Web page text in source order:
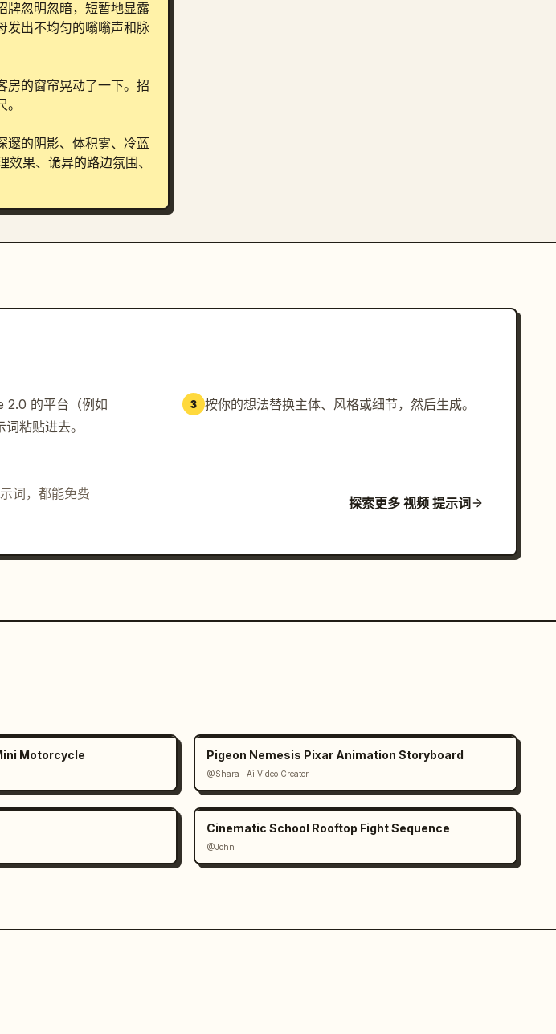
牌忽明忽暗，短暂地显露
发出不均匀的嗡嗡声和脉
房的窗帘晃动了一下。招
邃的阴影、体积雾、冷蓝
果、诡异的路边氛围、
2.0 的平台（例如
粘贴进去。
3 按你的想法替换主体、风格或细节，然后生成。
词，都能免费
探索更多 视频 提示词
Motorcycle Pigeon Nemesis Pixar Animation Storyboard
@Shara I Ai Video Creator
Cinematic School Rooftop Fight Sequence
@John